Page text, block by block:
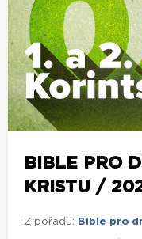
BIBLE PRO
KRISTU /
Z pořadu: Bible pro